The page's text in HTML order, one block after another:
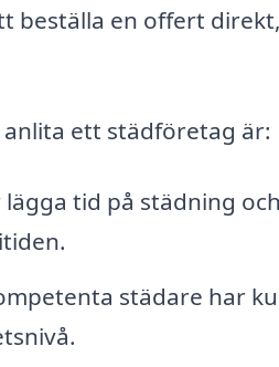
beställa en offert
ett städföretag är:
lägga tid på städning
städare har